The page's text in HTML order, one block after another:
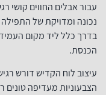
עבור אבלים החווים קושי
נכונה ומדויקת של
בדרך כלל ליד מקום
הכנסת.
עיצוב לוח הקדיש דורש
הצבעוניות מעדיפה טונים